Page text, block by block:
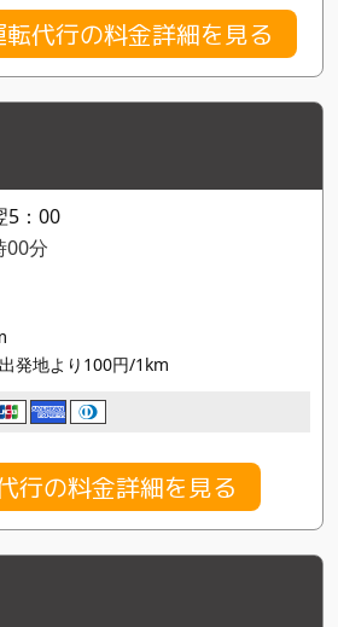
代行の料金詳細を見る
5：00
00分
発地より100円/1km
行の料金詳細を見る